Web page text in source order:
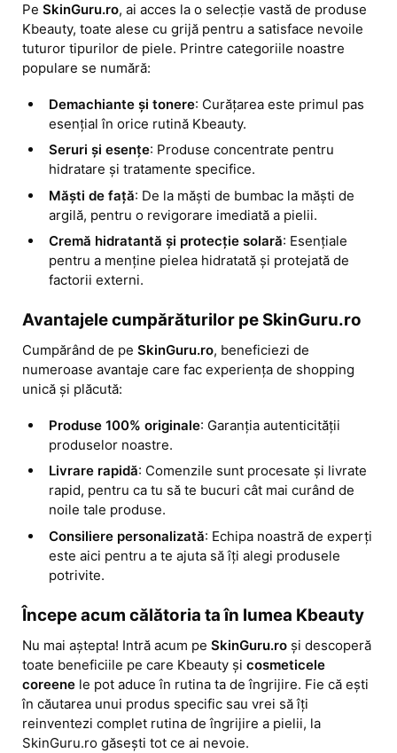
Pe SkinGuru.ro, ai acces la o selecție vastă de produse
Kbeauty, toate alese cu grijă pentru a satisface nevoile
tuturor tipurilor de piele. Printre categoriile noastre
populare se numără:
Demachiante și tonere: Curățarea este primul pas
esențial în orice rutină Kbeauty.
Seruri și esențe: Produse concentrate pentru
hidratare și tratamente specifice.
Măști de față: De la măști de bumbac la măști de
argilă, pentru o revigorare imediată a pielii.
Cremă hidratantă și protecție solară: Esențiale
pentru a menține pielea hidratată și protejată de
factorii externi.
Avantajele cumpărăturilor pe SkinGuru.ro
Cumpărând de pe SkinGuru.ro, beneficiezi de
numeroase avantaje care fac experiența de shopping
unică și plăcută:
Produse 100% originale: Garanția autenticității
produselor noastre.
Livrare rapidă: Comenzile sunt procesate și livrate
rapid, pentru ca tu să te bucuri cât mai curând de
noile tale produse.
Consiliere personalizată: Echipa noastră de experți
este aici pentru a te ajuta să îți alegi produsele
potrivite.
Începe acum călătoria ta în lumea Kbeauty
Nu mai aștepta! Intră acum pe SkinGuru.ro și descoperă
toate beneficiile pe care Kbeauty și cosmeticele
coreene le pot aduce în rutina ta de îngrijire. Fie că ești
în căutarea unui produs specific sau vrei să îți
reinventezi complet rutina de îngrijire a pielii, la
SkinGuru.ro găsești tot ce ai nevoie.